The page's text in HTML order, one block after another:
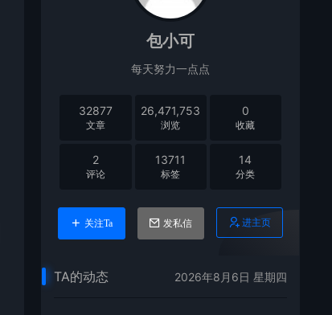
包小可
每天努力一点点
32877
文章
26,471,753
浏览
0
收藏
2
评论
13711
标签
14
分类
关注Ta 发私信 进主页
TA的动态 2026年8月6日 星期四